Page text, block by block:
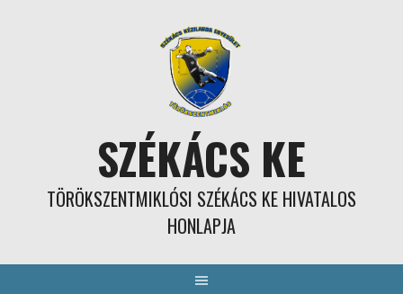
SZÉKÁCS KE
TÖRÖKSZENTMIKLÓSI SZÉKÁCS KE HIVATALOS
HONLAPJA